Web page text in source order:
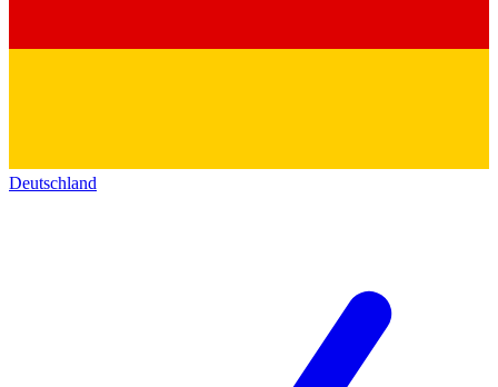
Deutschland